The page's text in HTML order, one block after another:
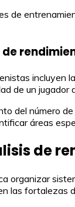
de
incluyen
de un jugador
del número
áreas
de
organizar
las fortalezas